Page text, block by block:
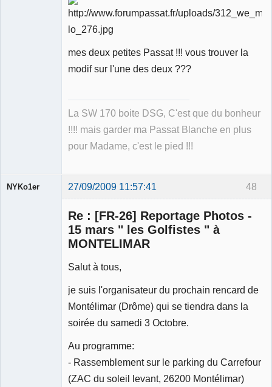
mes deux petites Passat !!! vous trouver la
modif sur l'une des deux ???
La SW 170 boite DSG, C'est que du bonheur
!!!! mais garder ma Passat Blanche en plus
pour Madame, c'est le pied !!!
48
NYKo1er 27/09/2009 11:57:41
Re : [FR-26] Reportage Photos -
15 mars " les Golfistes " à
MONTELIMAR
Salut à tous,
je suis l'organisateur du prochain rencard de
Montélimar (Drôme) qui se tiendra dans la
soirée du samedi 3 Octobre.
Au programme:
- Rassemblement sur le parking du Carrefour
(ZAC du soleil levant, 26200 Montélimar)